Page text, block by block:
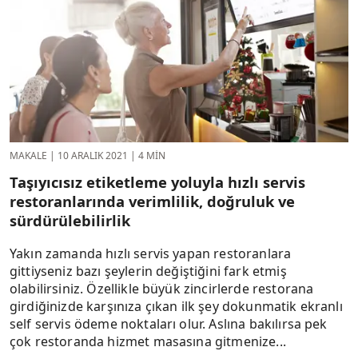
MAKALE | 10 ARALIK 2021 | 4 MIN
Taşıyıcısız etiketleme yoluyla hızlı servis
restoranlarında verimlilik, doğruluk ve
sürdürülebilirlik
Yakın zamanda hızlı servis yapan restoranlara
gittiyseniz bazı şeylerin değiştiğini fark etmiş
olabilirsiniz. Özellikle büyük zincirlerde restorana
girdiğinizde karşınıza çıkan ilk şey dokunmatik ekranlı
self servis ödeme noktaları olur. Aslına bakılırsa pek
çok restoranda hizmet masasına gitmenize...